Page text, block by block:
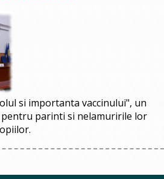
si importanta vaccinului", un
parinti si nelamuririle lor